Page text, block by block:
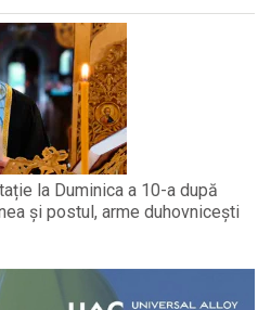
la Duminica a 10-a după
și postul, arme duhovnicești